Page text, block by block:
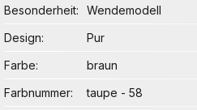
Besonderheit
Wendemodell
Design
Pur
Farbe
braun
Farbnummer
taupe - 58